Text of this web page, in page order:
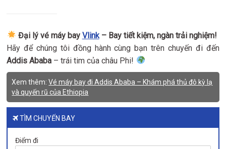
Đại lý vé máy bay Vlink– Bay tiết kiệm, ngàn trải nghiệm!
Hãy để chúng tôi đồng hành cùng bạn trên chuyến đi đến
Addis Ababa – trái tim của châu Phi!
Xem thêm:Vé máy bay đi Addis Ababa – Khám phá thủ đô kỳ lạ
và quyến rũ của Ethiopia
TÌM CHUYẾN BAY
Điểm đi